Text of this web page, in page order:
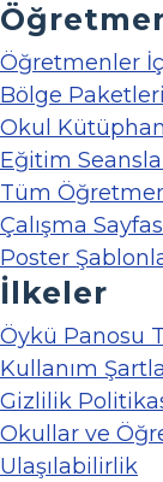
Öğretmenler
Bölge Paketleri
Okul
Eğitim
Tüm
Çalışma
Poster
İlkeler
Öykü Panosu
Kullanım
Gizlilik
Okullar ve
Ulaşılabilirlik